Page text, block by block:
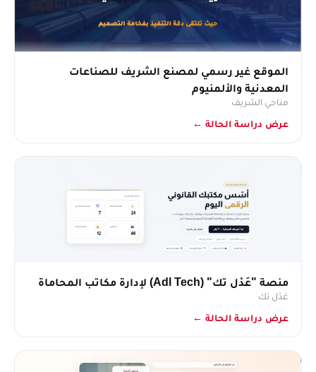
الموقع غير رسمي لمصنع الشريف للصناعات
المعدنية والألمنيوم
مناحي الشريف
عرض دراسة الحالة ←
منصة "عَدْل تك" (Adl Tech) لإدارة مكاتب المحاماة
عَدْل تك
عرض دراسة الحالة ←